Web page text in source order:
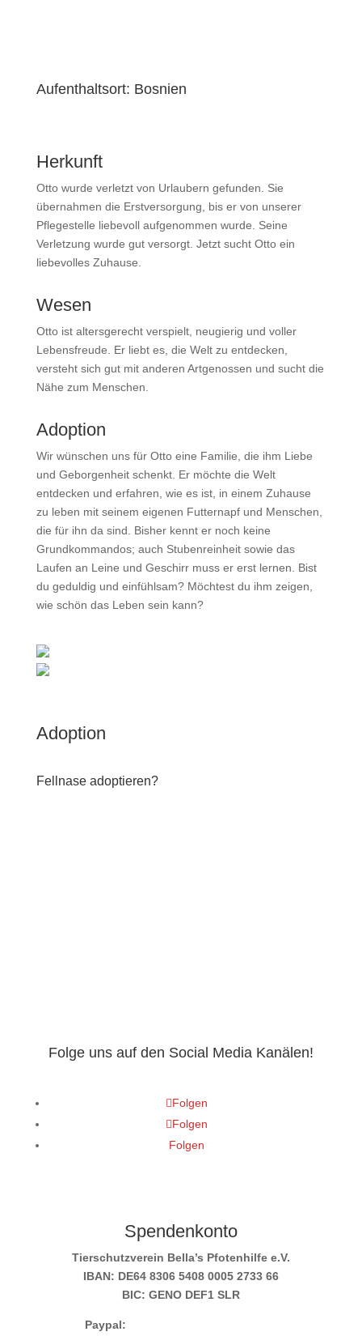
Aufenthaltsort: Bosnien
Herkunft
Otto wurde verletzt von Urlaubern gefunden. Sie
übernahmen die Erstversorgung, bis er von unserer
Pflegestelle liebevoll aufgenommen wurde. Seine
Verletzung wurde gut versorgt. Jetzt sucht Otto ein
liebevolles Zuhause.
Wesen
Otto ist altersgerecht verspielt, neugierig und voller
Lebensfreude. Er liebt es, die Welt zu entdecken,
versteht sich gut mit anderen Artgenossen und sucht die
Nähe zum Menschen.
Adoption
Wir wünschen uns für Otto eine Familie, die ihm Liebe
und Geborgenheit schenkt. Er möchte die Welt
entdecken und erfahren, wie es ist, in einem Zuhause
zu leben mit seinem eigenen Futternapf und Menschen,
die für ihn da sind. Bisher kennt er noch keine
Grundkommandos; auch Stubenreinheit sowie das
Laufen an Leine und Geschirr muss er erst lernen. Bist
du geduldig und einfühlsam? Möchtest du ihm zeigen,
wie schön das Leben sein kann?
Adoption
Fellnase adoptieren?
Folge uns auf den Social Media Kanälen!
Folgen
Folgen
Folgen
Spendenkonto
Tierschutzverein Bella’s Pfotenhilfe e.V.
IBAN: DE64 8306 5408 0005 2733 66
BIC: GENO DEF1 SLR
Paypal: